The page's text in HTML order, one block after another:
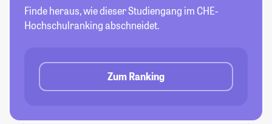
Finde heraus, wie dieser Studiengang im CHE-
Hochschulranking abschneidet.
Zum Ranking